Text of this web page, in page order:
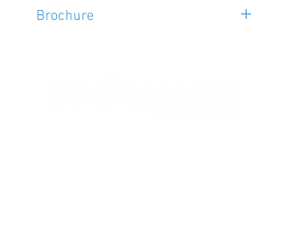
GB1324/72
Brochure